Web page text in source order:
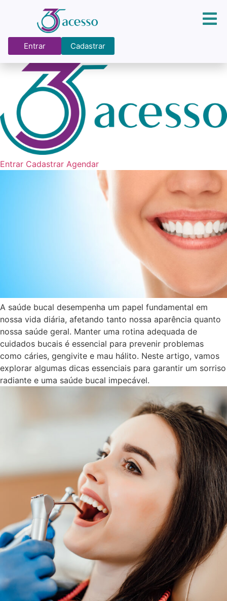
Entrar Cadastrar
Entrar Cadastrar Agendar
A saúde bucal desempenha um papel fundamental em
nossa vida diária, afetando tanto nossa aparência quanto
nossa saúde geral. Manter uma rotina adequada de
cuidados bucais é essencial para prevenir problemas
como cáries, gengivite e mau hálito. Neste artigo, vamos
explorar algumas dicas essenciais para garantir um sorriso
radiante e uma saúde bucal impecável.